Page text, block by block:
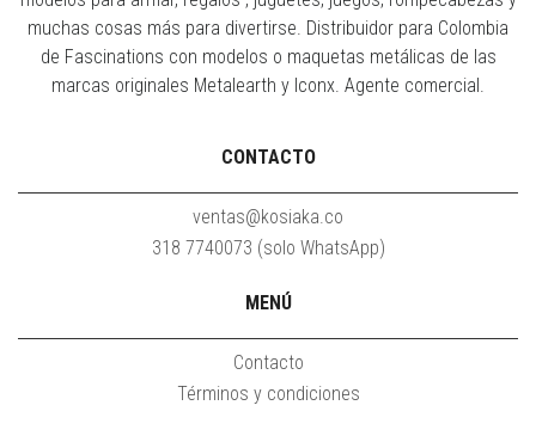
muchas cosas más para divertirse. Distribuidor para Colombia
de Fascinations con modelos o maquetas metálicas de las
marcas originales Metalearth y Iconx. Agente comercial.
CONTACTO
ventas@kosiaka.co
318 7740073 (solo WhatsApp)
MENÚ
Contacto
Términos y condiciones